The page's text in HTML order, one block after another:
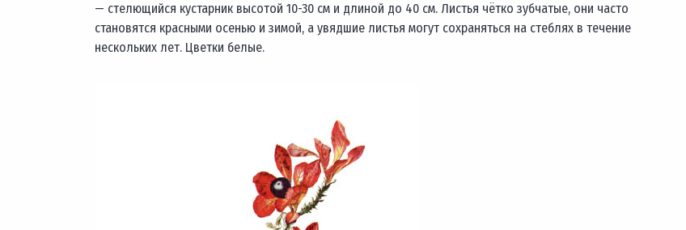
— стелющийся кустарник высотой 10-30 см и длиной до 40 см. Листья чётко зубчатые, они часто
становятся красными осенью и зимой, а увядшие листья могут сохраняться на стеблях в течение
нескольких лет. Цветки белые.